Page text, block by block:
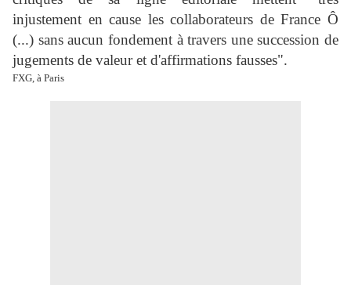
injustement en cause les collaborateurs de France Ô
(...) sans aucun fondement à travers une succession de
jugements de valeur et d'affirmations fausses".
FXG, à Paris